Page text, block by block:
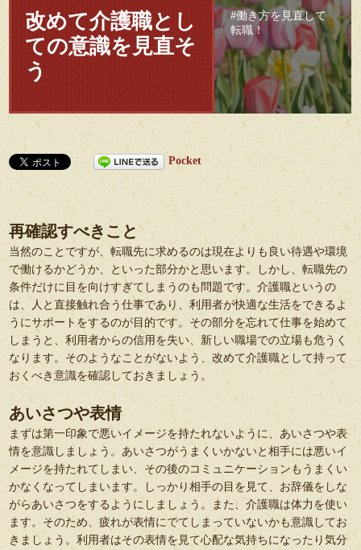
改めて介護職とし
ての意識を見直そ
う
働き方を見直して
転職！
Pocket
再確認すべきこと
当然のことですが、転職先に求めるのは現在よりも良い待遇や環境
で働けるかどうか、といった部分かと思います。しかし、転職先の
条件だけに目を向けすぎてしまうのも問題です。介護職というの
は、人と直接触れ合う仕事であり、利用者が快適な生活をできるよ
うにサポートをするのが目的です。その部分を忘れて仕事を始めて
しまうと、利用者からの信用を失い、新しい職場での立場も危うく
なります。そのようなことがないよう、改めて介護職として持って
おくべき意識を確認しておきましょう。
あいさつや表情
まずは第一印象で悪いイメージを持たれないように、あいさつや表
情を意識しましょう。あいさつがうまくいかないと相手には悪いイ
メージを持たれてしまい、その後のコミュニケーションもうまくい
かなくなってしまいます。しっかり相手の目を見て、お辞儀をしな
がらあいさつをするようにしましょう。また、介護職は体力を使い
ます。そのため、疲れが表情にでてしまっていないかも意識してお
きましょう。利用者はその表情を見て心配な気持ちになったり気分